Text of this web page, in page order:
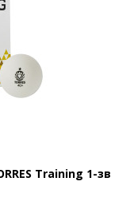
Training 1-зв